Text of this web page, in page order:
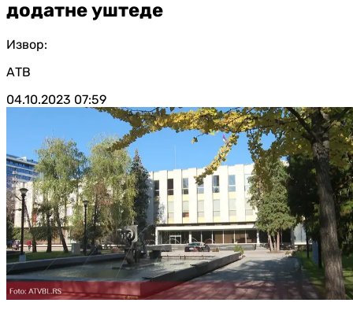
додатне уштеде
Извор:
АТВ
04.10.2023 07:59